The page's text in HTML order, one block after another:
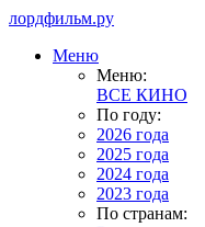
лордфильм.ру
Меню
Меню:
ВСЕ КИНО
По году:
2026 года
2025 года
2024 года
2023 года
По странам: